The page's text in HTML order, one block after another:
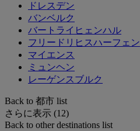
ドレスデン
バンベルク
バートライヒェンハル
フリードリヒスハーフェン
マイエンス
ミュンヘン
レーゲンスブルク
Back to 都市 list
さらに表示 (12)
Back to other destinations list